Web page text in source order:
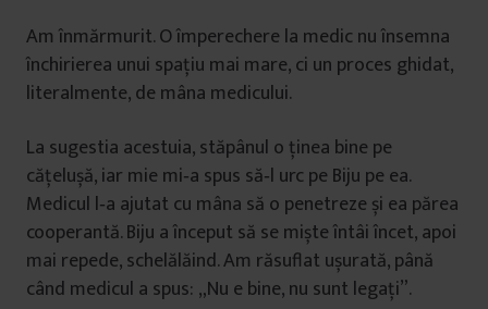
Am înmărmurit. O împerechere la medic nu însemna
închirierea unui spațiu mai mare, ci un proces ghidat,
literalmente, de mâna medicului.
La sugestia acestuia, stăpânul o ținea bine pe
cățelușă, iar mie mi‑a spus să‑l urc pe Biju pe ea.
Medicul l‑a ajutat cu mâna să o penetreze și ea părea
cooperantă. Biju a început să se miște întâi încet, apoi
mai repede, schelălăind. Am răsuflat ușurată, până
când medicul a spus: „Nu e bine, nu sunt legați”.